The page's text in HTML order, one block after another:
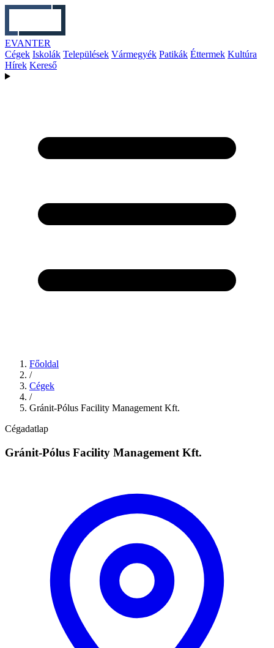
EVANTER
Cégek Iskolák Települések Vármegyék Patikák Éttermek Kultúra
Hírek Kereső
Főoldal
/
Cégek
/
Gránit-Pólus Facility Management Kft.
Cégadatlap
Gránit-Pólus Facility Management Kft.